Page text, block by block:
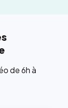
de 6h à